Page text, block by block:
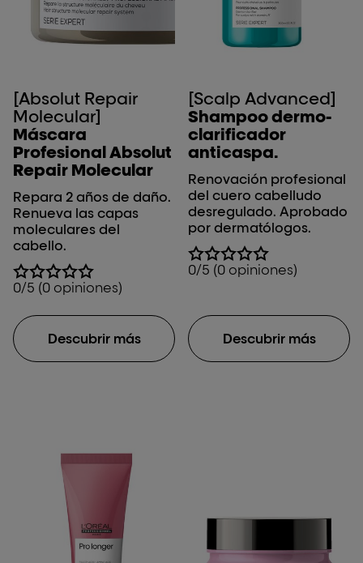
[Absolut Repair
Molecular]
Máscara
Profesional Absolut
Repair Molecular
Repara 2 años de daño.
Renueva las capas
moleculares del
cabello.
0/5 (0 opiniones)
Descubrir más
[Scalp Advanced]
Shampoo dermo-
clarificador
anticaspa.
Renovación profesional
del cuero cabelludo
desregulado. Aprobado
por dermatólogos.
0/5 (0 opiniones)
Descubrir más